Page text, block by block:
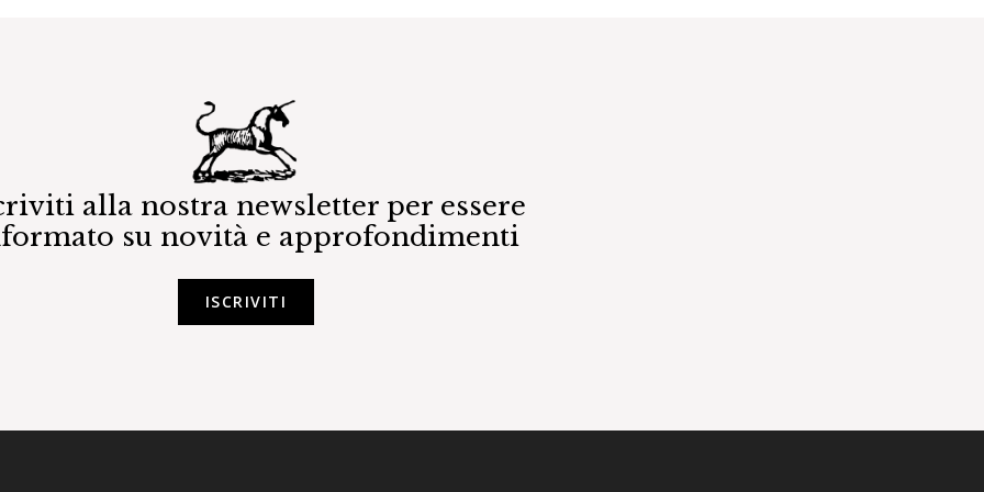
alla nostra newsletter per essere
su novità e approfondimenti
ISCRIVITI